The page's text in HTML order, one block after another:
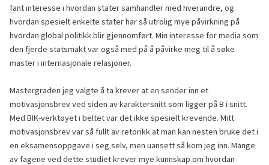
fant interesse i hvordan stater samhandler med hverandre, og
hvordan spesielt enkelte stater har så utrolig mye påvirkning på
hvordan global politikk blir gjennomført. Min interesse for media som
den fjerde statsmakt var også med på å påvirke meg til å søke
master i internasjonale relasjoner.
Mastergraden jeg valgte å ta krever at en sender inn et
motivasjonsbrev ved siden av karaktersnitt som ligger på B i snitt.
Med BIK-verktøyet i beltet var det ikke spesielt krevende. Mitt
motivasjonsbrev var så fullt av retorikk at man kan nesten bruke det i
en eksamensoppgave i seg selv, men uansett så kom jeg inn. Mange
av fagene ved dette studiet krever mye kunnskap om hvordan